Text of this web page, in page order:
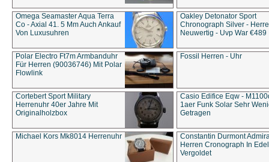
Omega Seamaster Aqua Terra
Co - Axial 41. 5 Mm Auch Ankauf
Von Luxusuhren
Oakley Detonator Sport
Chronograph Silver -
Neuwertig - Uvp War €489
Polar Electro Ft7m Armbanduhr
Für Herren (90036746) Mit Polar
Flowlink
Fossil Herren - Uhr
Cortebert Sport Military
Herrenuhr 40er Jahre Mit
Originalholzbox
Casio Edifice Eqw -
1aer Funk Solar Sehr
Getragen
Michael Kors Mk8014 Herrenuhr
Constantin Durmont
Herren Cronograph In
Vergoldet